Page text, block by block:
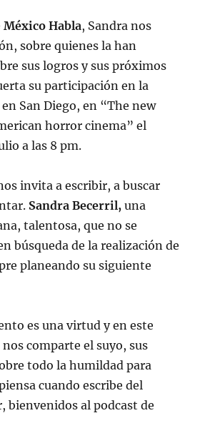
México Habla, Sandra nos
sobre quienes la han
sus logros y sus próximos
su participación en la
San Diego, en “The new
horror cinema” el
a las 8 pm.
invita a escribir, a buscar
Sandra Becerril, una
talentosa, que no se
búsqueda de la realización de
planeando su siguiente
es una virtud y en este
comparte el suyo, sus
todo la humildad para
cuando escribe del
bienvenidos al podcast de